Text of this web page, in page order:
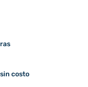
costo